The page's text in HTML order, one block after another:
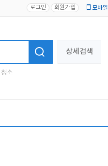
로그인 회원가입 모바일
상세검색
청소